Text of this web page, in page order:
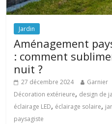
Jardin
Aménagement
: comment
nuit ?
27 décembre 2024 Garnier
Décoration extérieure, design de
éclairage LED, éclairage solaire,
paysagiste